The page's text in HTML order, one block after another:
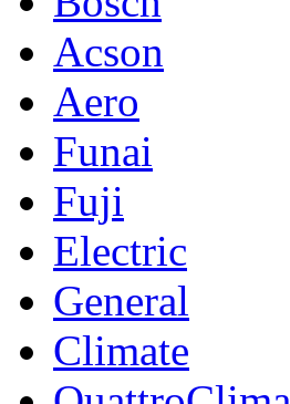
Acson
Aero
Funai
Fuji
Electric
General
Climate